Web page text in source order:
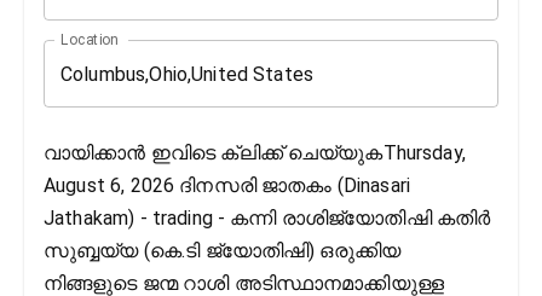
Location
വായിക്കാൻ ഇവിടെ ക്ലിക്ക് ചെയ്യുകThursday,
August 6, 2026 ദിനസരി ജാതകം (Dinasari
Jathakam) - trading - കന്നി രാശിജ്യോതിഷി കതിര്‍
സുബ്ബയ്യ (കെ.ടി ജ്യോതിഷി) ഒരുക്കിയ
നിങ്ങളുടെ ജന്മ റാശി അടിസ്ഥാനമാക്കിയുള്ള